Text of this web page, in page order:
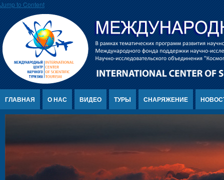
Jump to Content
ГЛАВНАЯ О НАС ВИДЕО ТУРЫ СНАРЯЖЕНИЕ